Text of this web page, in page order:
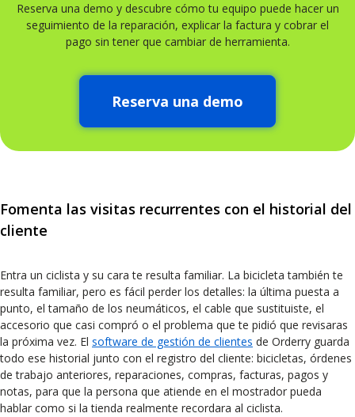
Reserva una demo y descubre cómo tu equipo puede hacer un
seguimiento de la reparación, explicar la factura y cobrar el
pago sin tener que cambiar de herramienta.
Reserva una demo
Fomenta las visitas recurrentes con el historial del
cliente
Entra un ciclista y su cara te resulta familiar. La bicicleta también te
resulta familiar, pero es fácil perder los detalles: la última puesta a
punto, el tamaño de los neumáticos, el cable que sustituiste, el
accesorio que casi compró o el problema que te pidió que revisaras
la próxima vez. El software de gestión de clientes de Orderry guarda
todo ese historial junto con el registro del cliente: bicicletas, órdenes
de trabajo anteriores, reparaciones, compras, facturas, pagos y
notas, para que la persona que atiende en el mostrador pueda
hablar como si la tienda realmente recordara al ciclista.